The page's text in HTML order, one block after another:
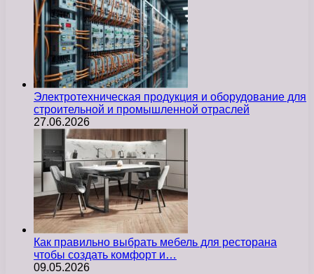
Электротехническая продукция и оборудование для
строительной и промышленной отраслей
27.06.2026
Как правильно выбрать мебель для ресторана
чтобы создать комфорт и…
09.05.2026